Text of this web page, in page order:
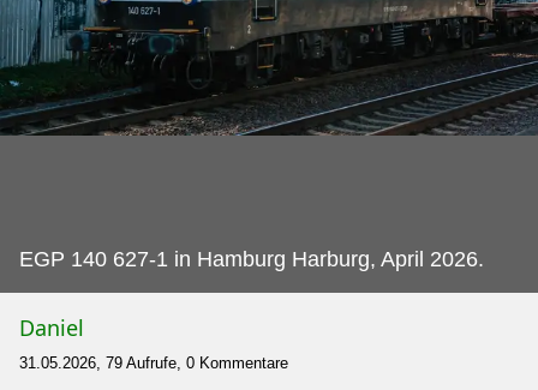
EGP 140 627-1 in Hamburg Harburg, April 2026.
Daniel
31.05.2026, 79 Aufrufe, 0 Kommentare